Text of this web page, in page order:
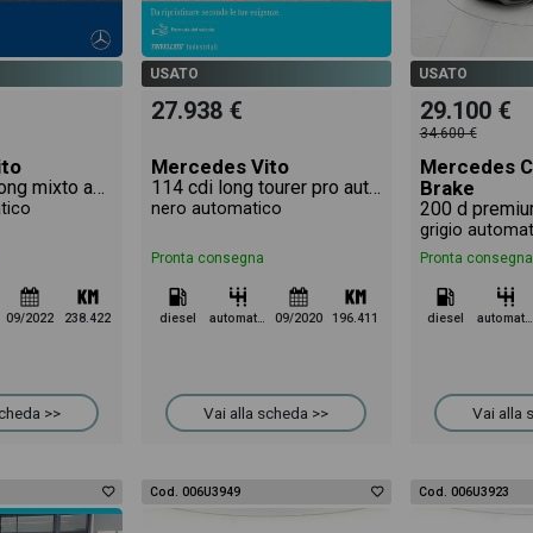
116 cdi extralong mixto auto my20
09/2022 238.422
>>
USATO
27.938 €
Mercedes Vito
114 cdi long tourer pro auto my20
nero automatico
Pronta consegna
diesel automatico 09/2020 196.411
Vai alla scheda >>
USATO
29.100 €
34.600 €
Mercedes
Brake
200 d
grigio
Pronta consegna
diesel automatico
Vai alla
Cod. 006U3949 Cod. 006U3923